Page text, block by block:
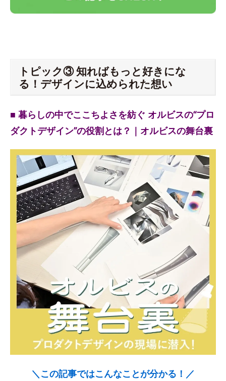
トピック③ 知ればもっと好きにな
る！デザインに込められた想い
■ 暮らしの中でここちよさを紡ぐ オルビスの“プロ
ダクトデザイン”の役割とは？｜オルビスの舞台裏
＼この記事ではこんなことが分かる！／